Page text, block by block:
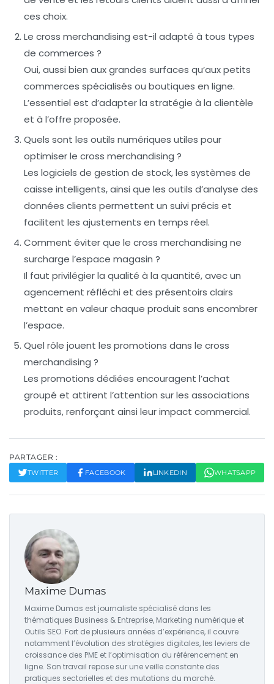
ces choix.
Le cross merchandising est-il adapté à tous types
de commerces ?
Oui, aussi bien aux grandes surfaces qu’aux petits
commerces spécialisés ou boutiques en ligne.
L’essentiel est d’adapter la stratégie à la clientèle
et à l’offre proposée.
Quels sont les outils numériques utiles pour
optimiser le cross merchandising ?
Les logiciels de gestion de stock, les systèmes de
caisse intelligents, ainsi que les outils d’analyse des
données clients permettent un suivi précis et
facilitent les ajustements en temps réel.
Comment éviter que le cross merchandising ne
surcharge l’espace magasin ?
Il faut privilégier la qualité à la quantité, avec un
agencement réfléchi et des présentoirs clairs
mettant en valeur chaque produit sans encombrer
l’espace.
Quel rôle jouent les promotions dans le cross
merchandising ?
Les promotions dédiées encouragent l’achat
groupé et attirent l’attention sur les associations
produits, renforçant ainsi leur impact commercial.
PARTAGER :
TWITTER FACEBOOK LINKEDIN WHATSAPP
Maxime Dumas
Maxime Dumas est journaliste spécialisé dans les
thématiques Business & Entreprise, Marketing numérique et
Outils SEO. Fort de plusieurs années d’expérience, il couvre
notamment l’évolution des stratégies digitales, les leviers de
croissance des PME et l’optimisation du référencement en
ligne. Son travail repose sur une veille constante des
pratiques sectorielles et des mutations du marché.